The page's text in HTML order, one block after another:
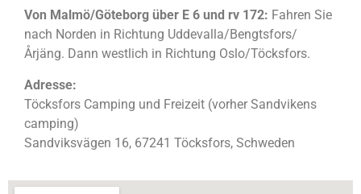
Von Malmö/Göteborg über E 6 und rv 172: Fahren Sie
nach Norden in Richtung Uddevalla/Bengtsfors/
Årjäng. Dann westlich in Richtung Oslo/Töcksfors.
Adresse:
Töcksfors Camping und Freizeit (vorher Sandvikens
camping)
Sandviksvägen 16, 67241 Töcksfors, Schweden